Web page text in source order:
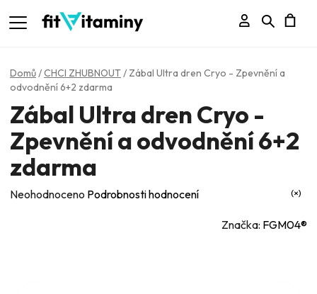
Přihlášení
Hledat
Domů/CHCI ZHUBNOUT/ Zábal Ultra dren Cryo - Zpevnění a
odvodnění 6+2 zdarma
Zábal Ultra dren Cryo -
Zpevnění a odvodnění 6+2
zdarma
Průměrné
Neohodnoceno Podrobnosti hodnocení
Značka: FGM04®